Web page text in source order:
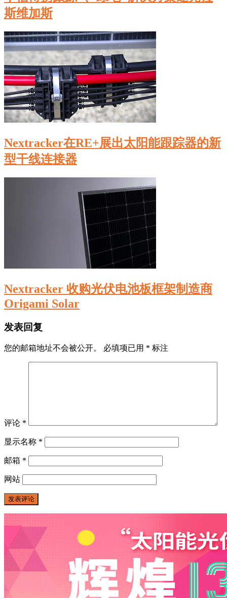
斯维加斯
Nextracker在RE+展出太阳能跟踪器的新
型干线连接器
Nextracker 收购光伏电池板框架制造商
Origami Solar
发表回复
您的邮箱地址不会被公开。 必填项已用 * 标注
评论 *
显示名称 *
邮箱 *
网站